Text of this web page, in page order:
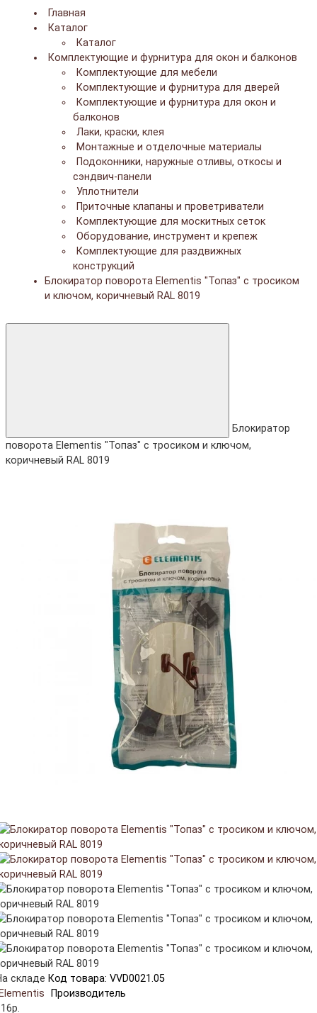
Главная
Каталог
Каталог
Комплектующие и фурнитура для окон и балконов
Комплектующие для мебели
Комплектующие и фурнитура для дверей
Комплектующие и фурнитура для окон и
балконов
Лаки, краски, клея
Монтажные и отделочные материалы
Подоконники, наружные отливы, откосы и
сэндвич-панели
Уплотнители
Приточные клапаны и проветриватели
Комплектующие для москитных сеток
Оборудование, инструмент и крепеж
Комплектующие для раздвижных
конструкций
Блокиратор поворота Elementis "Топаз" с тросиком
и ключом, коричневый RAL 8019
Блокиратор
поворота Elementis "Топаз" с тросиком и ключом,
коричневый RAL 8019
складе Код товара: VVD0021.05
Производитель